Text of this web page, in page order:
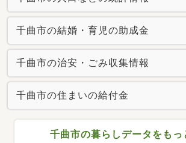
千曲市の結婚・育児の助成金
千曲市の治安・ごみ収集情報
千曲市の住まいの給付金
千曲市の暮らしデータをもっ